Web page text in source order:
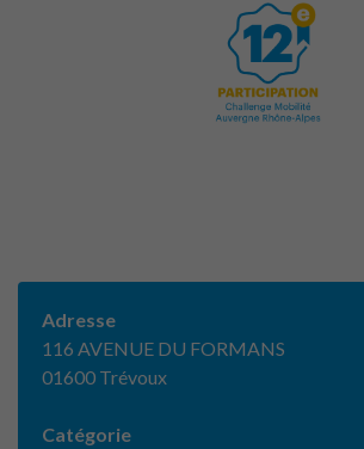
Adresse
116 AVENUE DU FORMANS
01600 Trévoux
Catégorie